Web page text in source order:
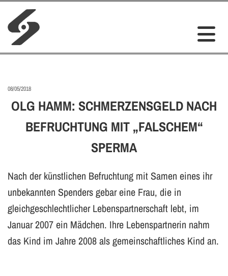
08/05/2018
OLG HAMM: SCHMERZENSGELD NACH
BEFRUCHTUNG MIT „FALSCHEM“
SPERMA
Nach der künstlichen Befruchtung mit Samen eines ihr
unbekannten Spenders gebar eine Frau, die in
gleichgeschlechtlicher Lebenspartnerschaft lebt, im
Januar 2007 ein Mädchen. Ihre Lebenspartnerin nahm
das Kind im Jahre 2008 als gemeinschaftliches Kind an.